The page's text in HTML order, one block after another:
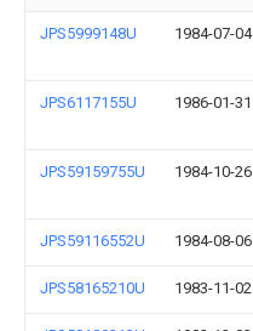
JPS5999148U 1984-07-04
JPS6117155U 1986-01-31
JPS59159755U 1984-10-26
JPS59116552U 1984-08-06
JPS58165210U 1983-11-02